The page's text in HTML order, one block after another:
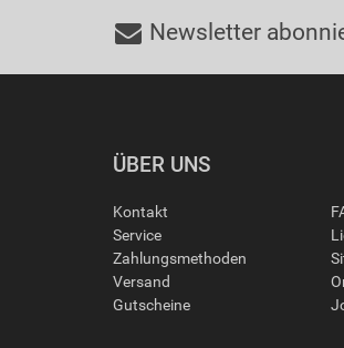
Newsletter
ÜBER UNS
Kontakt
Service
Zahlungsmethoden
Versand
Gutscheine